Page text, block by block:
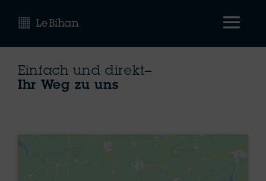
Einfach und direkt–
Ihr Weg zu uns